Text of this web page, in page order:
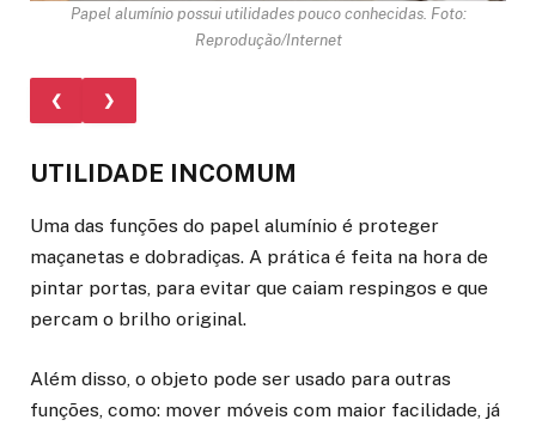
Papel alumínio possui utilidades pouco conhecidas. Foto:
Reprodução/Internet
❮ ❯
UTILIDADE INCOMUM
Uma das funções do papel alumínio é proteger
maçanetas e dobradiças. A prática é feita na hora de
pintar portas, para evitar que caiam respingos e que
percam o brilho original.
Além disso, o objeto pode ser usado para outras
funções, como: mover móveis com maior facilidade, já